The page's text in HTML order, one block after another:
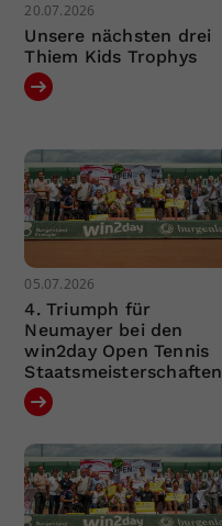
20.07.2026
Unsere nächsten drei
Thiem Kids Trophys
05.07.2026
4. Triumph für
Neumayer bei den
win2day Open Tennis
Staatsmeisterschaften